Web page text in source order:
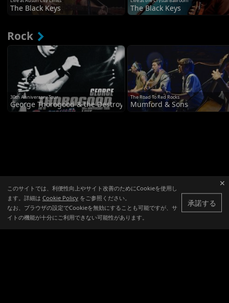
The Black Keys The Black Keys
Rock
30th Anniversary Tour
George Thorogood & the Destroyers
The Road To Red Rocks
Mumford & Sons
このサイトでは、利便性向上やサイト改善のためにCookieを使用し
ます。詳細は Cookie Policy をご参照ください。
なお、ブラウザの設定でCookieを無効にすることも可能ですが、サ
イトの機能が十分にご利用できない可能性があります。
承諾する
✕